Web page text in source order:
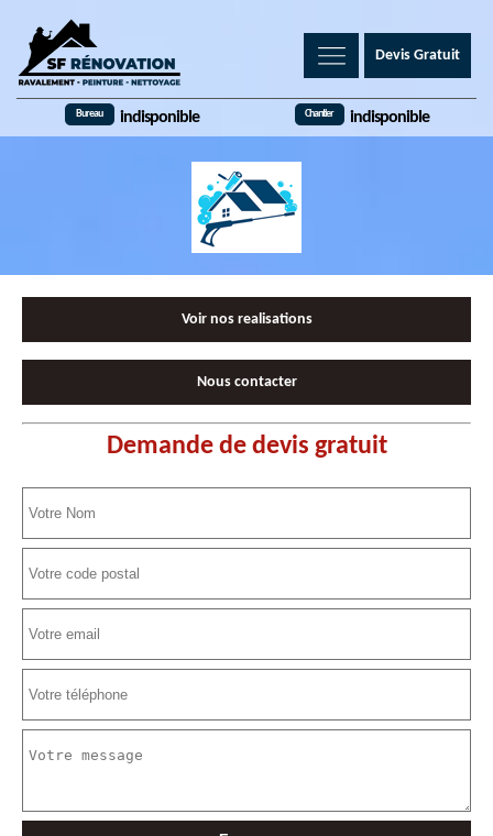
Devis Gratuit
Bureau indisponible Chantier indisponible
Voir nos realisations
Nous contacter
Demande de devis gratuit